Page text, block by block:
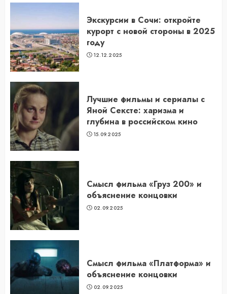
Экскурсии в Сочи: откройте
курорт с новой стороны в 2025
году
12.12.2025
Лучшие фильмы и сериалы с
Яной Сексте: харизма и
глубина в российском кино
15.09.2025
Смысл фильма «Груз 200» и
объяснение концовки
02.09.2025
Смысл фильма «Платформа» и
объяснение концовки
02.09.2025